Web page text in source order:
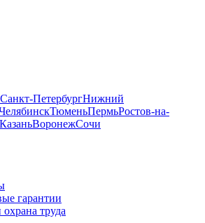
Санкт-ПетербургНижний
ТюменьПермьРостов-на-
КазаньВоронежСочи
гарантии
труда